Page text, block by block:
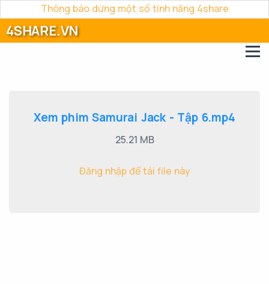
Thông báo dừng một số tính năng 4share
4SHARE.VN
Xem phim Samurai Jack - Tập 6.mp4
25.21 MB
Đăng nhập để tải file này